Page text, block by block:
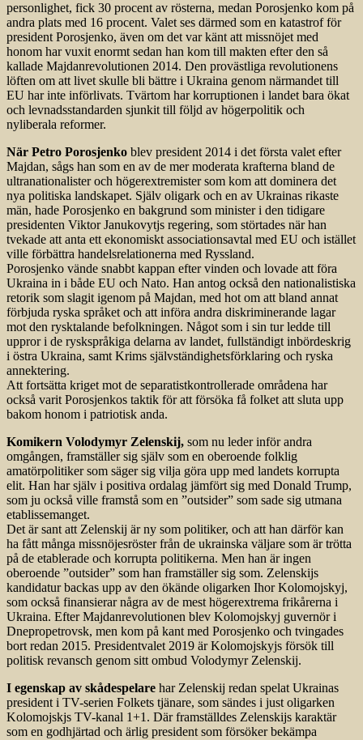
personlighet, fick 30 procent av rösterna, medan Porosjenko kom på
andra plats med 16 procent. Valet ses därmed som en katastrof för
president Porosjenko, även om det var känt att missnöjet med
honom har vuxit enormt sedan han kom till makten efter den så
kallade Majdanrevolutionen 2014. Den provästliga revolutionens
löften om att livet skulle bli bättre i Ukraina genom närmandet till
EU har inte införlivats. Tvärtom har korruptionen i landet bara ökat
och levnadsstandarden sjunkit till följd av högerpolitik och
nyliberala reformer.
När Petro Porosjenko blev president 2014 i det första valet efter
Majdan, sågs han som en av de mer moderata krafterna bland de
ultranationalister och högerextremister som kom att dominera det
nya politiska landskapet. Själv oligark och en av Ukrainas rikaste
män, hade Porosjenko en bakgrund som minister i den tidigare
presidenten Viktor Janukovytjs regering, som störtades när han
tvekade att anta ett ekonomiskt associationsavtal med EU och istället
ville förbättra handelsrelationerna med Ryssland.
Porosjenko vände snabbt kappan efter vinden och lovade att föra
Ukraina in i både EU och Nato. Han antog också den nationalistiska
retorik som slagit igenom på Majdan, med hot om att bland annat
förbjuda ryska språket och att införa andra diskriminerande lagar
mot den rysktalande befolkningen. Något som i sin tur ledde till
uppror i de ryskspråkiga delarna av landet, fullständigt inbördeskrig
i östra Ukraina, samt Krims självständighetsförklaring och ryska
annektering.
Att fortsätta kriget mot de separatistkontrollerade områdena har
också varit Porosjenkos taktik för att försöka få folket att sluta upp
bakom honom i patriotisk anda.
Komikern Volodymyr Zelenskij, som nu leder inför andra
omgången, framställer sig själv som en oberoende folklig
amatörpolitiker som säger sig vilja göra upp med landets korrupta
elit. Han har själv i positiva ordalag jämfört sig med Donald Trump,
som ju också ville framstå som en ”outsider” som sade sig utmana
etablissemanget.
Det är sant att Zelenskij är ny som politiker, och att han därför kan
ha fått många missnöjesröster från de ukrainska väljare som är trötta
på de etablerade och korrupta politikerna. Men han är ingen
oberoende ”outsider” som han framställer sig som. Zelenskijs
kandidatur backas upp av den ökände oligarken Ihor Kolomojskyj,
som också finansierar några av de mest högerextrema frikårerna i
Ukraina. Efter Majdanrevolutionen blev Kolomojskyj guvernör i
Dnepropetrovsk, men kom på kant med Porosjenko och tvingades
bort redan 2015. Presidentvalet 2019 är Kolomojskyjs försök till
politisk revansch genom sitt ombud Volodymyr Zelenskij.
I egenskap av skådespelare har Zelenskij redan spelat Ukrainas
president i TV-serien Folkets tjänare, som sändes i just oligarken
Kolomojskjs TV-kanal 1+1. Där framställdes Zelenskijs karaktär
som en godhjärtad och ärlig president som försöker bekämpa